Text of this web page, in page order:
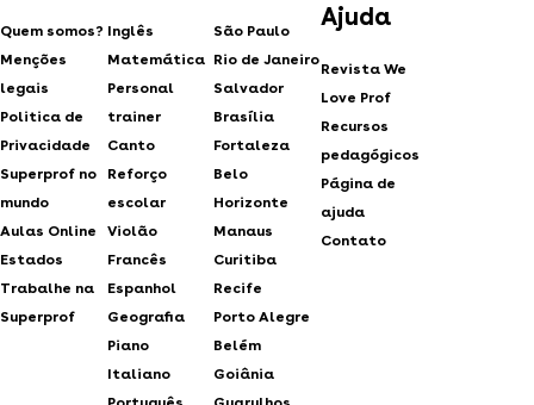
Quem somos?
Menções
legais
Politica de
Privacidade
Superprof no
mundo
Aulas Online
Estados
Trabalhe na
Superprof
Inglês
Matemática
Personal
trainer
Canto
Reforço
escolar
Violão
Francês
Espanhol
Geografia
Piano
Italiano
São Paulo
Rio de Janeiro
Salvador
Brasília
Fortaleza
Belo
Horizonte
Manaus
Curitiba
Recife
Porto Alegre
Belém
Goiânia
Ajuda
Revista We
Love Prof
Recursos
pedagógicos
Página de
ajuda
Contato